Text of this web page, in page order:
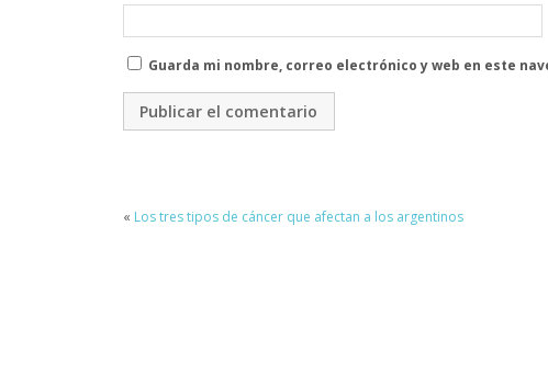
Guarda mi nombre, correo electrónico y web en este
« Los tres tipos de cáncer que afectan a los argentinos